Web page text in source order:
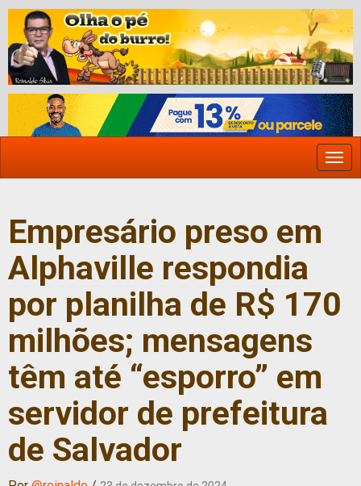
Empresário preso em
Alphaville respondia
por planilha de R$ 170
milhões; mensagens
têm até “esporro” em
servidor de prefeitura
de Salvador